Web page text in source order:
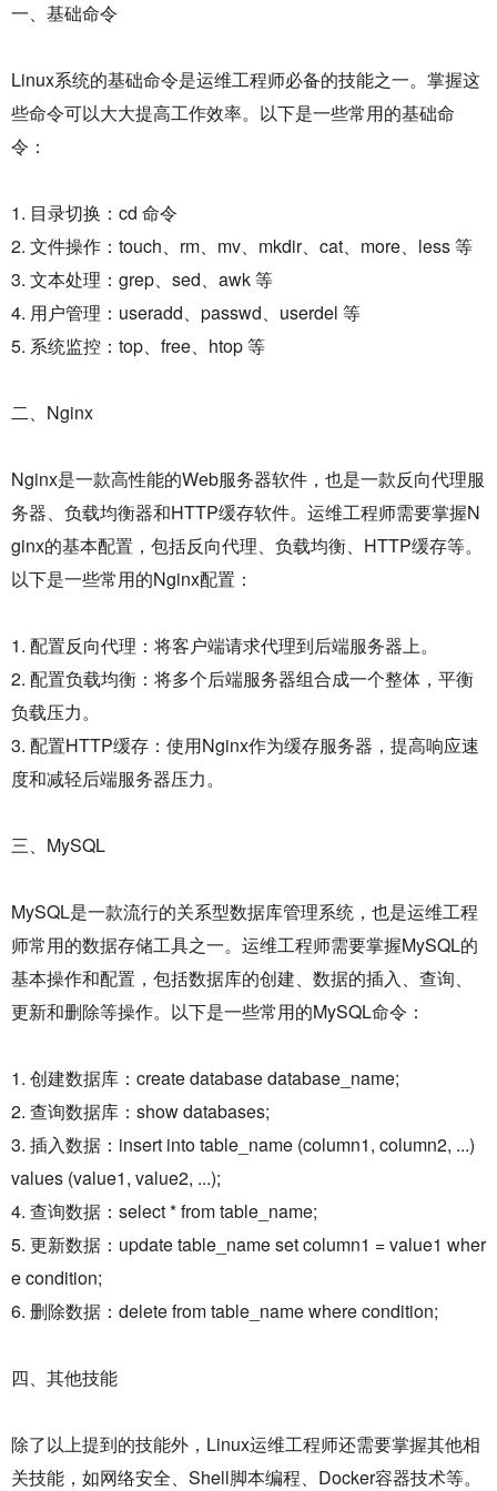
一、基础命令
Linux系统的基础命令是运维工程师必备的技能之一。掌握这
些命令可以大大提高工作效率。以下是一些常用的基础命
令：
1. 目录切换：cd 命令
2. 文件操作：touch、rm、mv、mkdir、cat、more、less 等
3. 文本处理：grep、sed、awk 等
4. 用户管理：useradd、passwd、userdel 等
5. 系统监控：top、free、htop 等
二、Nginx
Nginx是一款高性能的Web服务器软件，也是一款反向代理服
务器、负载均衡器和HTTP缓存软件。运维工程师需要掌握N
ginx的基本配置，包括反向代理、负载均衡、HTTP缓存等。
以下是一些常用的Nginx配置：
1. 配置反向代理：将客户端请求代理到后端服务器上。
2. 配置负载均衡：将多个后端服务器组合成一个整体，平衡
负载压力。
3. 配置HTTP缓存：使用Nginx作为缓存服务器，提高响应速
度和减轻后端服务器压力。
三、MySQL
MySQL是一款流行的关系型数据库管理系统，也是运维工程
师常用的数据存储工具之一。运维工程师需要掌握MySQL的
基本操作和配置，包括数据库的创建、数据的插入、查询、
更新和删除等操作。以下是一些常用的MySQL命令：
1. 创建数据库：create database database_name;
2. 查询数据库：show databases;
3. 插入数据：insert into table_name (column1, column2, ...)
values (value1, value2, ...);
4. 查询数据：select * from table_name;
5. 更新数据：update table_name set column1 = value1 wher
e condition;
6. 删除数据：delete from table_name where condition;
四、其他技能
除了以上提到的技能外，Linux运维工程师还需要掌握其他相
关技能，如网络安全、Shell脚本编程、Docker容器技术等。